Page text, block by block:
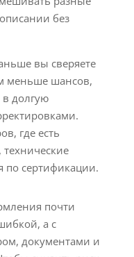
без
вы сверяете
меньше шансов,
в долгую
где есть
по сертификации.
почти
а с
документами и